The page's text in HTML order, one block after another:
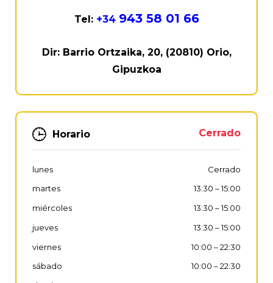
Tel: +34 943 58 01 66
Dir: Barrio Ortzaika, 20, (20810) Orio,
Gipuzkoa
Horario Cerrado
lunes
Cerrado
martes
13:30 –15:00
miércoles
13:30 –15:00
jueves
13:30 –15:00
viernes
10:00 –22:30
sábado
10:00 –22:30